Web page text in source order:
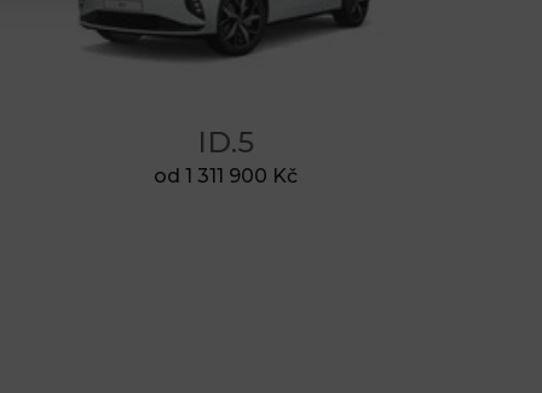
ID.5
od 1 311 900 Kč